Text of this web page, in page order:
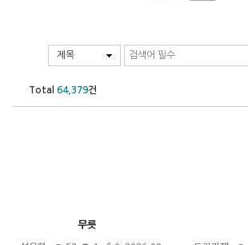
제목
Total 64,379건
무릇